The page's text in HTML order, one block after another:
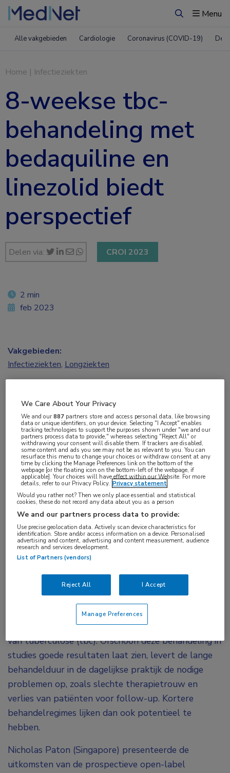
ZoekenMenu
Alle vakgebieden Cardiologie Coronavirus (COVID-19)
Home | Infectieziekten
8-weekse tbc-
behandeling met
bedaquiline en
linezolid biedt
perspectief
Delen via: CROI 2023
Een tbc-behandelregime van 8 weken met
bedaquiline en linezolid in combinatie met
nauwkeurige post-behandelingsmonitoring en
eventuele verlenging van de behandeling lijkt een
potentieel werkzaam alternatief te bieden ten
opzichte van het standaard 24-weekse
behandelregime.1De resultaten werden
gelijktijdig aan het congres gepubliceerd in
New England Journal of Medicine. 2
Momenteel is een op rifampicine gebaseerd regime
van 6 maanden de standaard voor de behandeling
van tuberculose (tbc). Ofschoon deze behandeling in
studies goede resultaten laat zien, levert de lange
behandelduur in de dagelijkse praktijk de nodige
problemen op, zoals slechte therapietrouw en
verlies van patiënten voor follow-up. Kortere
behandelregimes lijken dan ook potentieel te
hebben.
Nicholas Paton (Singapore) presenteerde de
uitkomsten van de prospectieve open-label
2 min
feb 2023
Vakgebieden:
Infectieziekten, Longziekten
Tuberculose
Tags:
bedaquiline,linezolid
We Care About Your Privacy
We and our887 partners store and access personal data, like browsing
data or unique identifiers, on your device. Selecting "I Accept" enables
tracking technologies to support the purposes shown under "we and our
partners process data to provide," whereas selecting "Reject All" or
withdrawing your consent will disable them. If trackers are disabled,
some content and ads you see may not be as relevant to you. You can
resurface this menu to change your choices or withdraw consent at any
time by clicking the Manage Preferences link on the bottom of the
webpage [or the floating icon on the bottom-left of the webpage, if
applicable]. Your choices will have effect within our Website. For more
details, refer to our Privacy Policy. Privacy statement
Would you rather not? Then we only place essential and statistical
cookies, these do not record any data about you as a person
We and our partners process data to provide:
Use precise geolocation data. Actively scan device characteristics for
identification. Store and/or access information on a device. Personalised
advertising and content, advertising and content measurement, audience
research and services development.
List of Partners (vendors)
Reject All I Accept
Manage Preferences